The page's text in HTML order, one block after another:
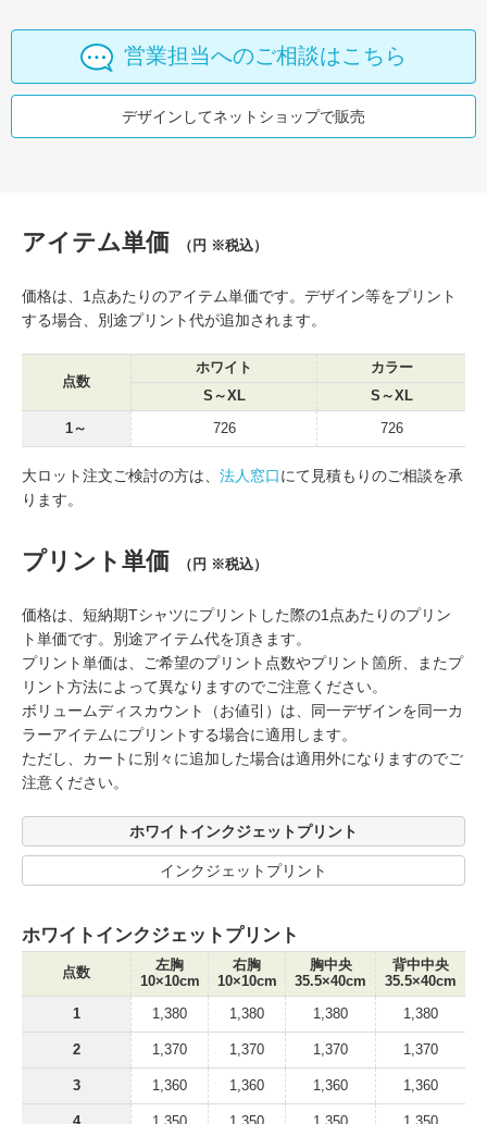
営業担当へのご相談はこちら
デザインしてネットショップで販売
アイテム単価 （円 ※税込）
価格は、1点あたりのアイテム単価です。デザイン等をプリント
する場合、別途プリント代が追加されます。
点数
ホワイト
カラー
S～XL
S～XL
1～ 726 726
大ロット注文ご検討の方は、 法人窓口にて見積もりのご相談を承
ります。
プリント単価 （円 ※税込）
価格は、短納期Tシャツにプリントした際の1点あたりのプリン
ト単価です。別途アイテム代を頂きます。
プリント単価は、ご希望のプリント点数やプリント箇所、またプ
リント方法によって異なりますのでご注意ください。
ボリュームディスカウント（お値引）は、同一デザインを同一カ
ラーアイテムにプリントする場合に適用します。
ただし、カートに別々に追加した場合は適用外になりますのでご
注意ください。
ホワイトインクジェットプリント
インクジェットプリント
ホワイトインクジェットプリント
点数
左胸
10×10cm
右胸
10×10cm
胸中央
35.5×40cm
背中中央
35.5×40cm
1 1,380 1,380 1,380 1,380
2 1,370 1,370 1,370 1,370
3 1,360 1,360 1,360 1,360